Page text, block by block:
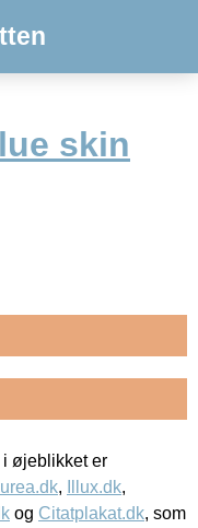
skin
øjeblikket er
, Illux.dk,
og Citatplakat.dk, som